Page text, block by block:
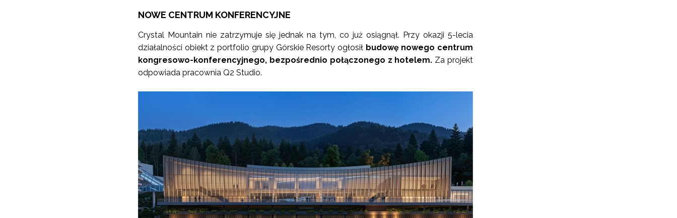
NOWE CENTRUM KONFERENCYJNE
Crystal Mountain nie zatrzymuje się jednak na tym, co już osiągnął. Przy okazji 5-lecia
działalności obiekt z portfolio grupy Górskie Resorty ogłosił budowę nowego centrum
kongresowo-konferencyjnego, bezpośrednio połączonego z hotelem. Za projekt
odpowiada pracownia Q2 Studio.